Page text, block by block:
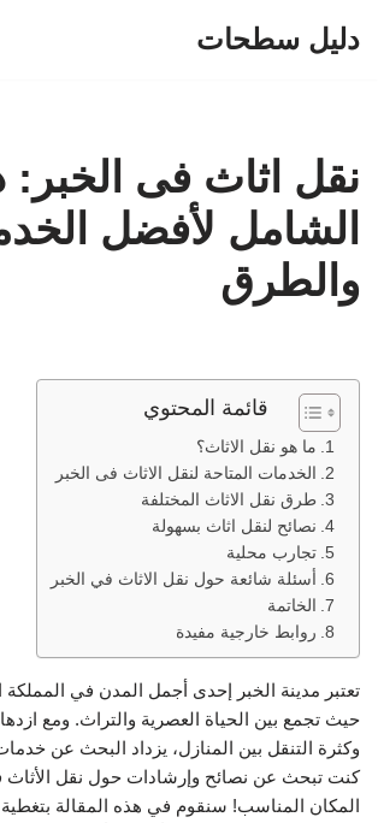
دليل سطحات
نقل اثاث فى الخبر:
الشامل لأفضل
والطرق
قائمة المحتوي
ما هو نقل الاثاث؟
الخدمات المتاحة لنقل الاثاث فى الخبر
طرق نقل الاثاث المختلفة
نصائح لنقل اثاث بسهولة
تجارب محلية
أسئلة شائعة حول نقل الاثاث في الخبر
الخاتمة
روابط خارجية مفيدة
تعتبر مدينة الخبر إحدى أجمل المدن في المملكة
حيث تجمع بين الحياة العصرية والتراث. ومع
وكثرة التنقل بين المنازل، يزداد البحث عن
كنت تبحث عن نصائح وإرشادات حول نقل الأثاث
المكان المناسب! سنقوم في هذه المقالة